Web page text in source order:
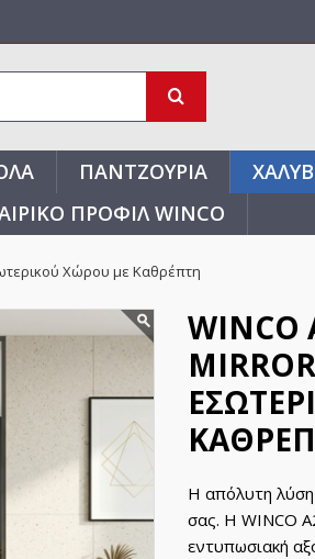
ΠΑΝΤΖΟΎΡΙΑ
ΠΡΟΦΊΛ WINCO
Χώρου με Καθρέπτη
WINCO
Η απόλυτη
σας. Η WINCO
εντυπωσιακή